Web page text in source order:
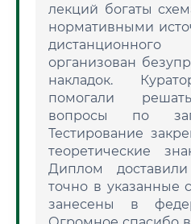
лекций богаты
нормативными
организован
накладок.
помогали
вопросы по
Тестирование
теоретические
Диплом
точно в указанные
занесены в